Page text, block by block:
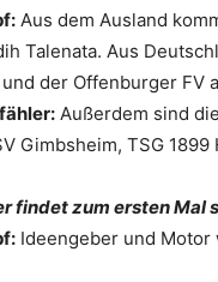
Aus dem Ausland
Talenata. Aus
der Offenburger FV
Außerdem sind
Gimbsheim, TSG
findet zum ersten Mal
Ideengeber und